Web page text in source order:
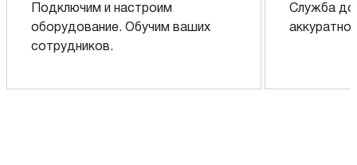
Подключим и настроим
оборудование. Обучим ваших
сотрудников.
Служба
аккуратно